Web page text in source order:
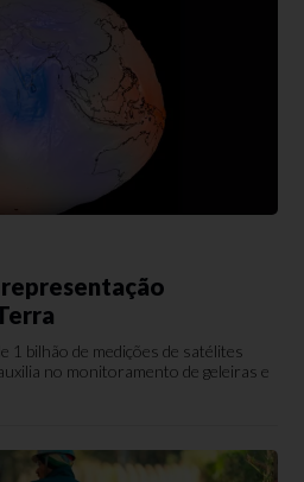
1 bilhão de medições de satélites
no monitoramento de geleiras e